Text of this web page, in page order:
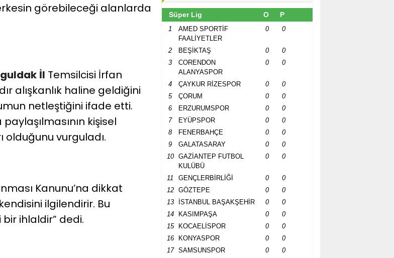
görebileceği alanlarda
İl Temsilcisi İrfan
alışkanlık haline geldiğini
netleştiğini ifade etti.
kişisel
olduğunu vurguladı.
Kanunu’na dikkat
ilgilendirir. Bu
ihlaldir” dedi.
Süper Lig O P
1
AMED SPORTİF
FAALİYETLER
0 0
2 BEŞİKTAŞ 0
0
3
CORENDON
ALANYASPOR
0 0
4 ÇAYKUR RİZESPOR 0
0
5
ÇORUM 0
0
6
ERZURUMSPOR 0
0
7
EYÜPSPOR 0
0
8
FENERBAHÇE 0
0
9
GALATASARAY 0
0
10
GAZİANTEP FUTBOL
KULÜBÜ
0 0
11 GENÇLERBİRLİĞİ 0
0
12
GÖZTEPE 0
0
13
İSTANBUL BAŞAKŞEHİR 0
0
14
KASIMPAŞA 0
0
15
KOCAELİSPOR 0
0
16
KONYASPOR 0
0
17
SAMSUNSPOR 0
0